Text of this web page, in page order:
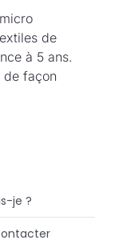
de
à 5 ans.
de façon
je ?